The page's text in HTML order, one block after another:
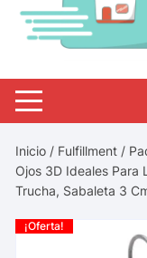
Inicio / Fulfillment /
Ojos 3D Ideales Para
Trucha, Sabaleta 3
¡Oferta!